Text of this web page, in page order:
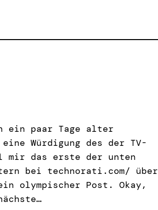
ein paar Tage alter
Würdigung des der TV-
mir das erste der unten
bei technorati.com/ über
olympischer Post. Okay,